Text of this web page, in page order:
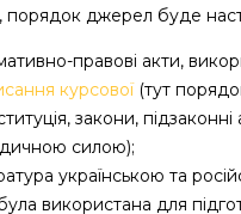
порядок джерел буде
правові акти,
курсової(тут
закони,
силою);
українською та
використана для